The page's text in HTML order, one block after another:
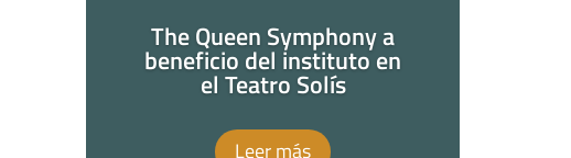
The Queen Symphony a
beneficio del instituto en
el Teatro Solís
Leer más